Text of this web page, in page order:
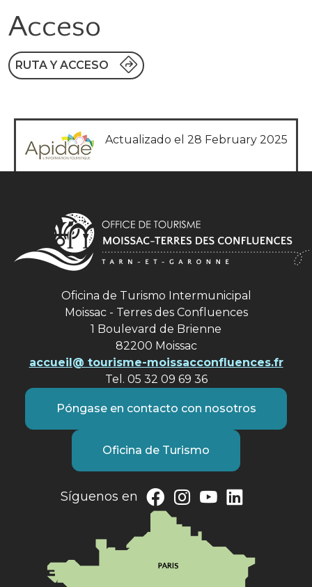
Acceso
RUTA Y ACCESO
Actualizado el 28 February 2025
Oficina de Turismo Intermunicipal
Moissac - Terres des Confluences
1 Boulevard de Brienne
82200 Moissac
accueil@ tourisme-moissacconfluences.fr
Tel. 05 32 09 69 36
Póngase en contacto con nosotros
Oficina de Turismo
Síguenos en